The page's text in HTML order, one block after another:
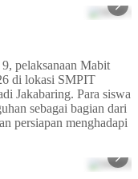
SDIT AULADI
pelaksanaan Mabit
di lokasi SMPIT
Jakabaring. Para siswa
sebagai bagian dari
persiapan menghadapi
SMPIT